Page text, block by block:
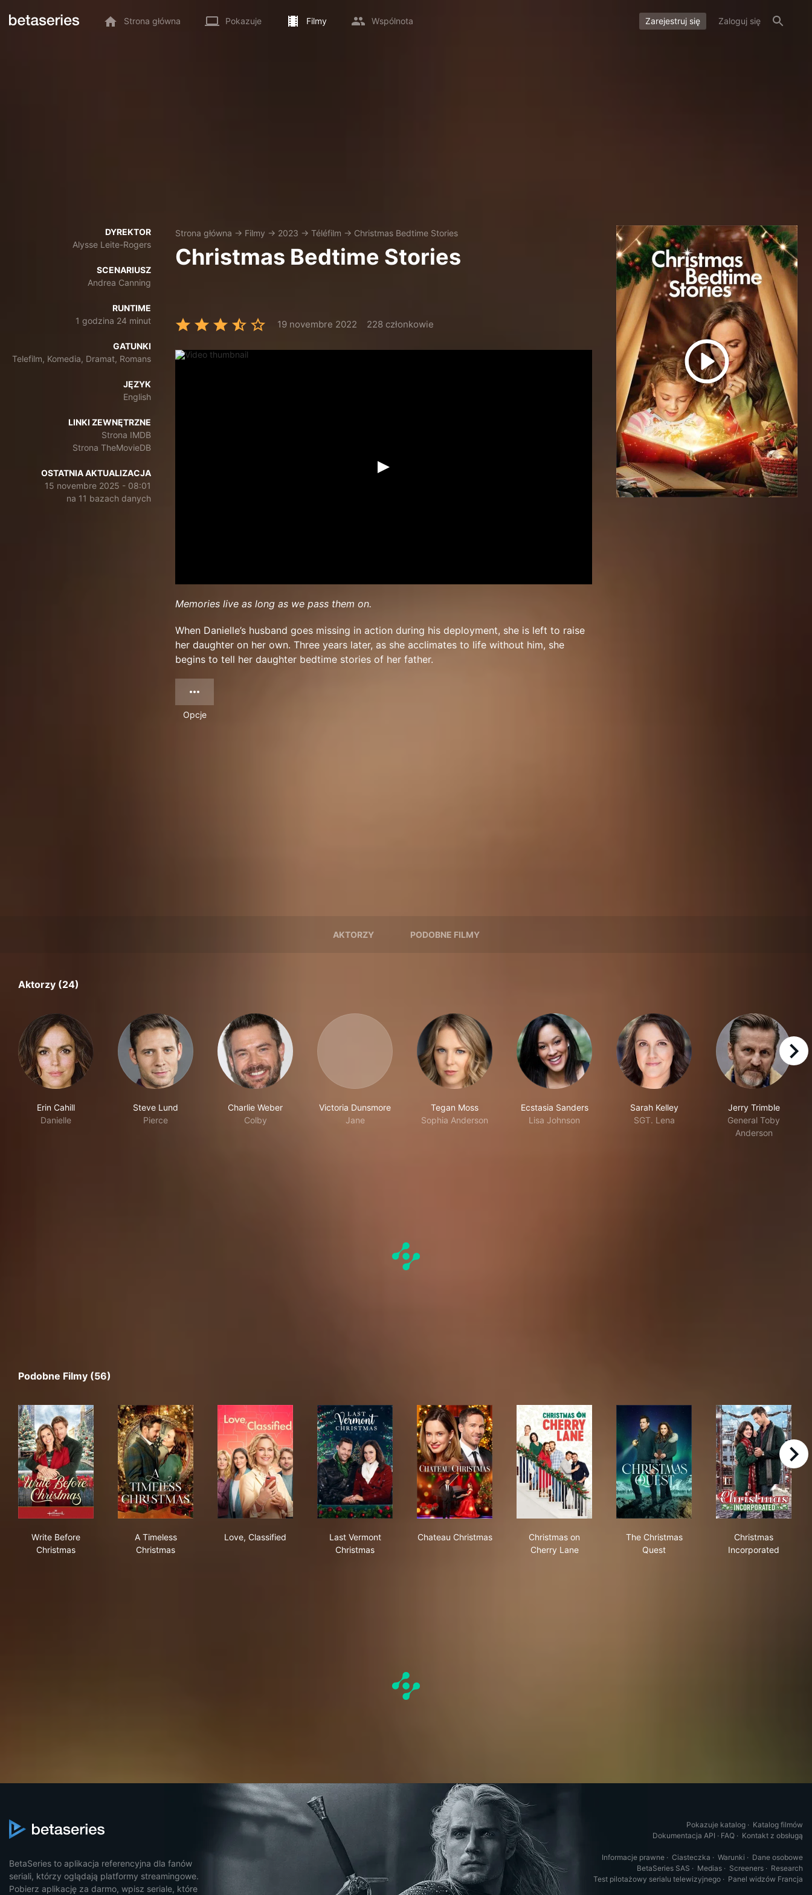
Strona główna Pokazuje Filmy Wspólnota Zarejestruj się Zaloguj się
DYREKTOR
Alysse Leite-Rogers
SCENARIUSZ
Andrea Canning
RUNTIME
1 godzina 24 minut
GATUNKI
Telefilm, Komedia, Dramat, Romans
JĘZYK
English
LINKI ZEWNĘTRZNE
Strona IMDB
Strona TheMovieDB
OSTATNIA AKTUALIZACJA
15 novembre 2025 - 08:01
na 11 bazach danych
Strona główna → Filmy → 2023 → Téléfilm → Christmas Bedtime Stories
Christmas Bedtime Stories
19 novembre 2022 228 członkowie
Memories live as long as we pass them on.
When Danielle’s husband goes missing in action during his deployment, she is left to raise
her daughter on her own. Three years later, as she acclimates to life without him, she
begins to tell her daughter bedtime stories of her father.
Opcje
AKTORZY PODOBNE FILMY
Aktorzy (24)
Erin Cahill
Danielle
Steve Lund
Pierce
Charlie Weber
Colby
Victoria Dunsmore
Jane
Tegan Moss
Sophia Anderson
Ecstasia Sanders
Lisa Johnson
Sarah Kelley
SGT. Lena
Jerry Trimble
General Toby
Anderson
right
Podobne Filmy (56)
Write Before
Christmas
A Timeless
Christmas
Love, Classified
Last Vermont
Christmas
Chateau Christmas
Christmas on
Cherry Lane
The Christmas
Quest
Christmas
Incorporated
right
BetaSeries to aplikacja referencyjna dla fanów
seriali, którzy oglądają platformy streamingowe.
Pobierz aplikację za darmo, wpisz seriale, które
Pokazuje katalog · Katalog filmów
Dokumentacja API · FAQ · Kontakt z obsługą
Informacje prawne · Ciasteczka · Warunki · Dane osobowe
BetaSeries SAS · Medias · Screeners · Research
Test pilotażowy serialu telewizyjnego · Panel widzów Francja